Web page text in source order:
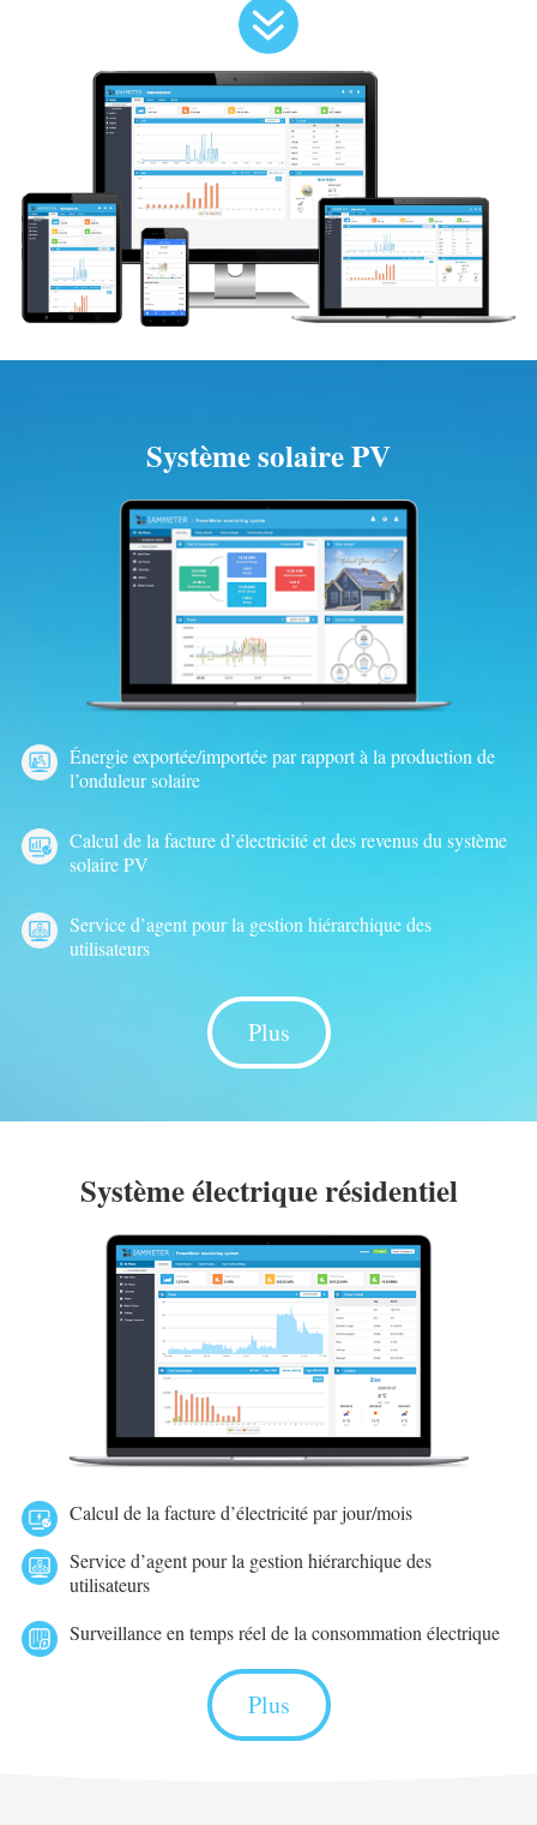
Système solaire PV
Énergie exportée/importée par rapport à la production de
l’onduleur solaire
Calcul de la facture d’électricité et des revenus du système
solaire PV
Service d’agent pour la gestion hiérarchique des
utilisateurs
Plus
Système électrique résidentiel
Calcul de la facture d’électricité par jour/mois
Service d’agent pour la gestion hiérarchique des
utilisateurs
Surveillance en temps réel de la consommation électrique
Plus